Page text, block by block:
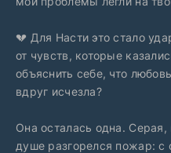
💔 Для Насти это стало
от чувств, которые
объяснить себе, что
вдруг исчезла?
Она осталась одна. Серая,
душе разгорелся пожар: